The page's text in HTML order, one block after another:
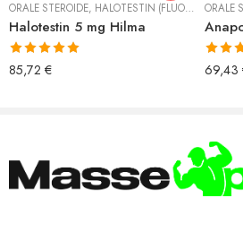
ORALE STEROIDE, HALOTESTIN (FLUOXYMESTERONE)
Halotestin 5 mg Hilma
Bewertet mit
5.00von 5
85,72 €
ORALE
5.00
69,43